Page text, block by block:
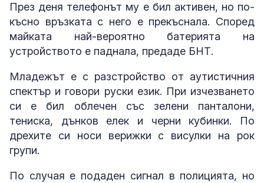
През деня телефонът му е бил активен, но по-
късно връзката с него е прекъснала. Според
майката най-вероятно батерията на
устройството е паднала, предаде БНТ.
Младежът е с разстройство от аутистичния
спектър и говори руски език. При изчезването
си е бил облечен със зелени панталони,
тениска, дънков елек и черни кубинки. По
дрехите си носи верижки с висулки на рок
групи.
По случая е подаден сигнал в полицията, но